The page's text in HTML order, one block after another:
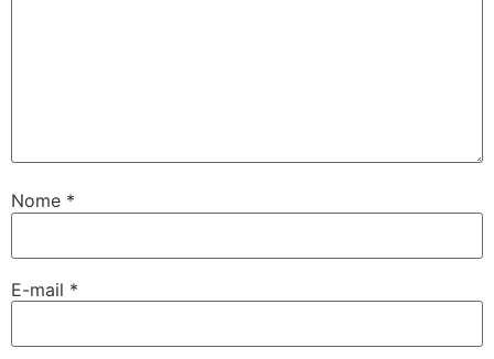
Nome *
E-mail *